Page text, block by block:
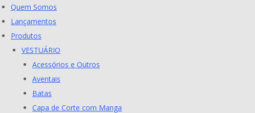
Skip
to
content
Quem Somos
Lançamentos
Produtos
VESTUÁRIO
Acessórios e Outros
Aventais
Batas
Capa de Corte com Manga